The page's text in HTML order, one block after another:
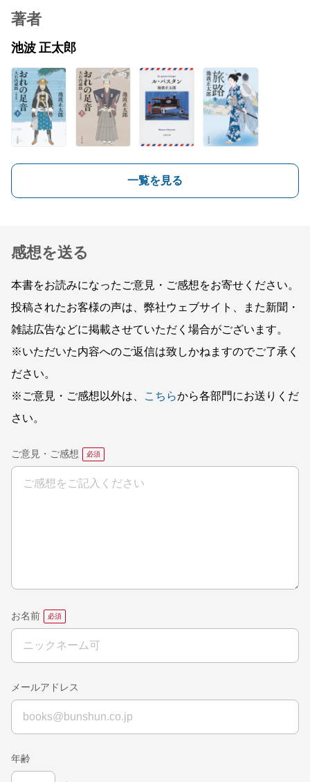
著者
池波 正太郎
一覧を見る
感想を送る
本書をお読みになったご意見・ご感想をお寄せください。
投稿されたお客様の声は、弊社ウェブサイト、また新聞・
雑誌広告などに掲載させていただく場合がございます。
※いただいた内容へのご返信は致しかねますのでご了承く
ださい。
※ご意見・ご感想以外は、
こちらから各部門にお送りくだ
さい。
ご意見・ご感想
お名前
メールアドレス
年齢